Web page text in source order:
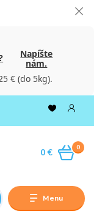
Napíšte
nám.
€ (do 5kg).
Menu
0
0 €